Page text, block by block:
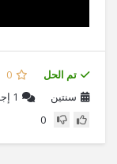
تم الحل 0
سنتين
1
0